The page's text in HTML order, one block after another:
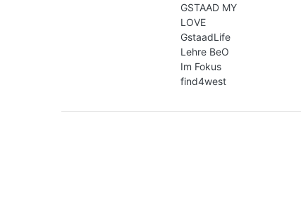
GSTAAD MY
LOVE
GstaadLife
Lehre BeO
Im Fokus
find4west